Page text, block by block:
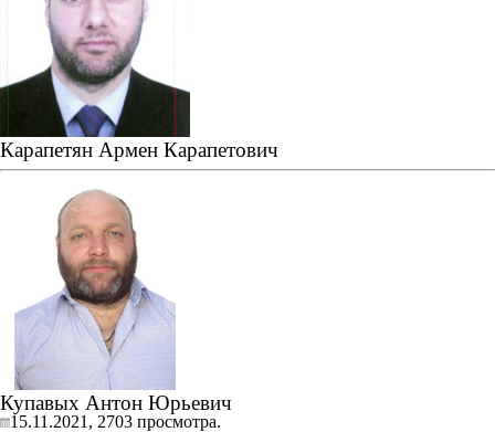
Карапетян Армен Карапетович
Купавых Антон Юрьевич
15.11.2021, 2703 просмотра.